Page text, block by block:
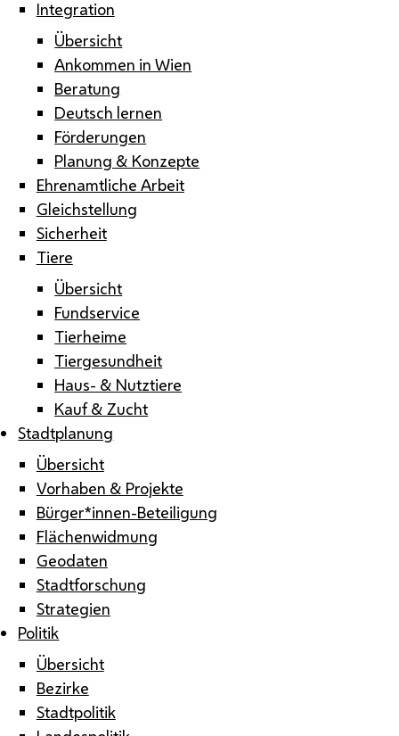
Integration
Übersicht
Ankommen in Wien
Beratung
Deutsch lernen
Förderungen
Planung & Konzepte
Ehrenamtliche Arbeit
Gleichstellung
Sicherheit
Tiere
Übersicht
Fundservice
Tierheime
Tiergesundheit
Haus- & Nutztiere
Kauf & Zucht
Stadtplanung
Übersicht
Vorhaben & Projekte
Bürger*innen-Beteiligung
Flächenwidmung
Geodaten
Stadtforschung
Strategien
Politik
Übersicht
Bezirke
Stadtpolitik